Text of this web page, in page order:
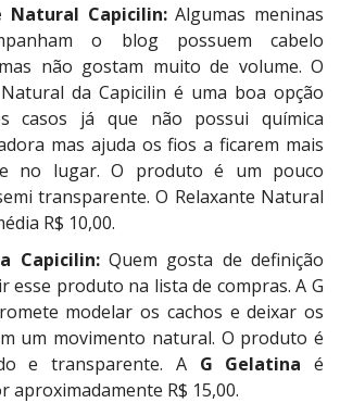
Natural Capicilin:Algumas meninas
o blog possuem cabelo
não gostam muito de volume. O
da Capicilin é uma boa opção
casos já que não possui química
mas ajuda os fios a ficarem mais
no lugar. O produto é um pouco
transparente. O Relaxante Natural
R$ 10,00.
Capicilin: Quem gosta de definição
esse produto na lista de compras. A G
modelar os cachos e deixar os
um movimento natural. O produto é
e transparente. A G Gelatina é
aproximadamente R$ 15,00.